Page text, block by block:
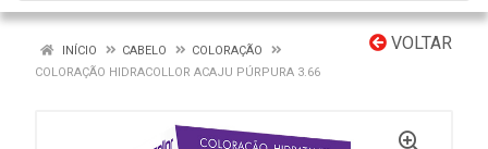
VOLTAR
INÍCIO CABELO
COLORAÇÃO
COLORAÇÃO HIDRACOLLOR ACAJU PÚRPURA 3.66